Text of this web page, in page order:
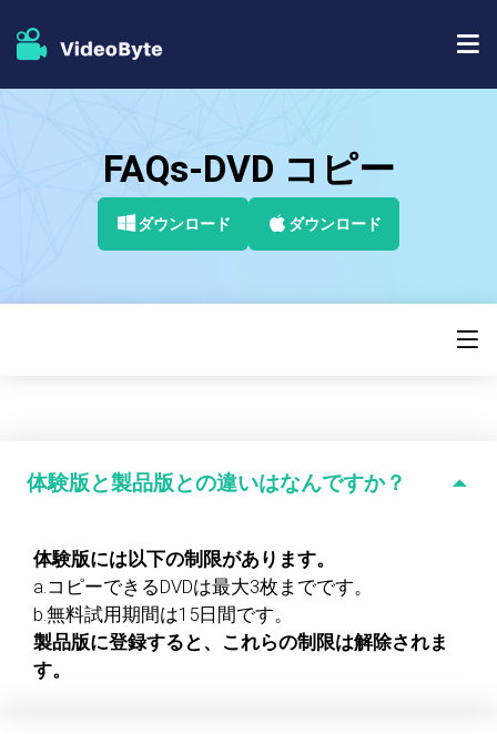
BD-DVD リッピング
DVD コピー
ストア
人気記事
FAQs-DVD コピー
ダウンロード ダウンロード
体験版と製品版との違いはなんですか？
体験版には以下の制限があります。
a.コピーできるDVDは最大3枚までです。
b.無料試用期間は15日間です。
製品版に登録すると、これらの制限は解除されま
す。